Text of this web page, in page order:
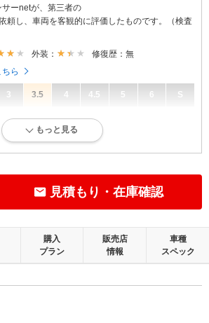
ーnetが、第三者の
頼し、車両を客観的に評価したものです。（検査
外装：
修復歴：無
ら
3 3.5 4 4.5 5 6 S
コミが認められる状態です。
、多少のコゲ、スレ、キズがあります。
もっと見る
見積もり・在庫確認
購入
プラン
販売店
情報
車種
スペック